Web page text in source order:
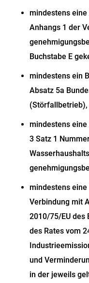
mindestens
Anhangs 1 der
Buchstabe E
mindestens ein
Absatz 5a
(Störfallbetrieb),
mindestens
3 Satz 1
mindestens
Verbindung mit
2010/75/EU des
des Rates vom
und
in der jeweils